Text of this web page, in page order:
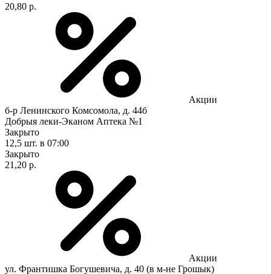
20,80 р.
Акции
б-р Ленинского Комсомола, д. 44б
Добрыя леки-Эканом Аптека №1
Закрыто
12,5 шт. в 07:00
Закрыто
21,20 р.
Акции
ул. Франтишка Богушевича, д. 40 (в м-не Грошык)